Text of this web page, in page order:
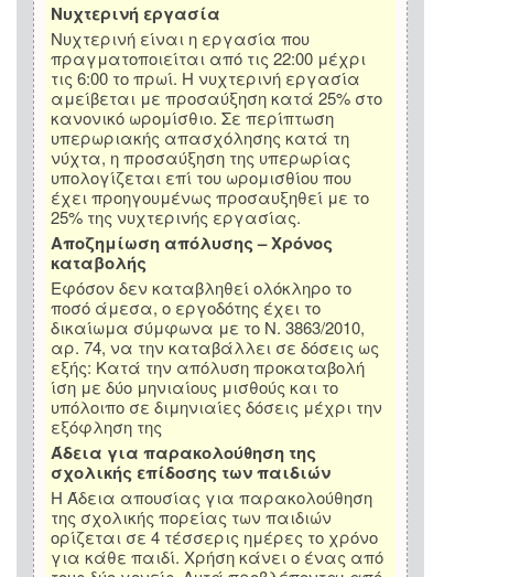
Νυχτερινή εργασία
Νυχτερινή είναι η εργασία που
πραγματοποιείται από τις 22:00 μέχρι
τις 6:00 το πρωί. Η νυχτερινή εργασία
αμείβεται με προσαύξηση κατά 25% στο
κανονικό ωρομίσθιο. Σε περίπτωση
υπερωριακής απασχόλησης κατά τη
νύχτα, η προσαύξηση της υπερωρίας
υπολογίζεται επί του ωρομισθίου που
έχει προηγουμένως προσαυξηθεί με το
25% της νυχτερινής εργασίας.
Αποζημίωση απόλυσης – Χρόνος
καταβολής
Εφόσον δεν καταβληθεί ολόκληρο το
ποσό άμεσα, ο εργοδότης έχει το
δικαίωμα σύμφωνα με το Ν. 3863/2010,
αρ. 74, να την καταβάλλει σε δόσεις ως
εξής: Κατά την απόλυση προκαταβολή
ίση με δύο μηνιαίους μισθούς και το
υπόλοιπο σε διμηνιαίες δόσεις μέχρι την
εξόφληση της
Άδεια για παρακολούθηση της
σχολικής επίδοσης των παιδιών
Η Άδεια απουσίας για παρακολούθηση
της σχολικής πορείας των παιδιών
ορίζεται σε 4 τέσσερις ημέρες το χρόνο
για κάθε παιδί. Χρήση κάνει ο ένας από